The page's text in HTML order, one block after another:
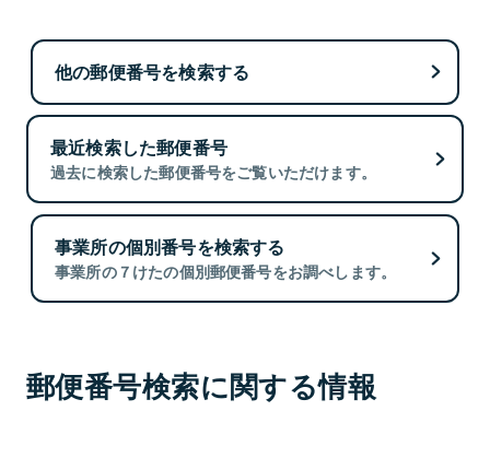
他の郵便番号を検索する
最近検索した郵便番号
過去に検索した郵便番号をご覧いただけます。
事業所の個別番号を検索する
事業所の７けたの個別郵便番号をお調べします。
郵便番号検索に関する情報